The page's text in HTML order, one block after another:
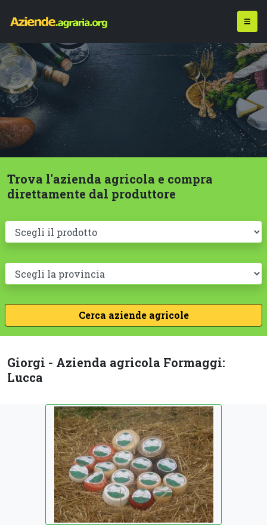
Trova l'azienda agricola e compra
direttamente dal produttore
Giorgi - Azienda agricola Formaggi:
Lucca